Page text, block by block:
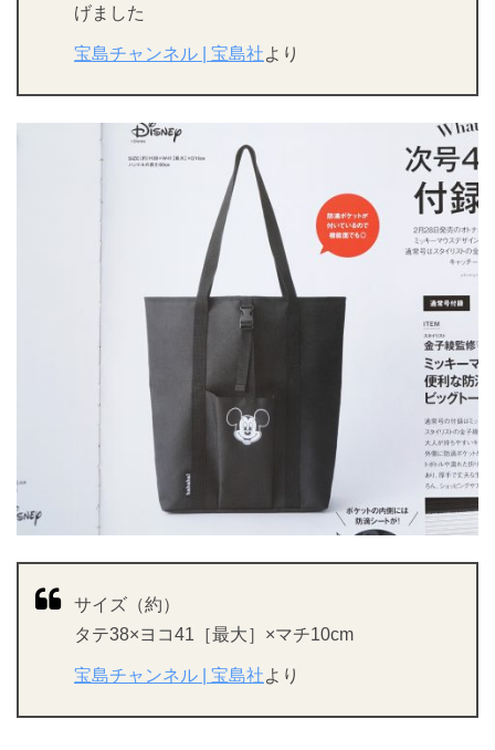
げました
宝島チャンネル | 宝島社より
サイズ（約）
タテ38×ヨコ41［最大］×マチ10cm
宝島チャンネル | 宝島社より